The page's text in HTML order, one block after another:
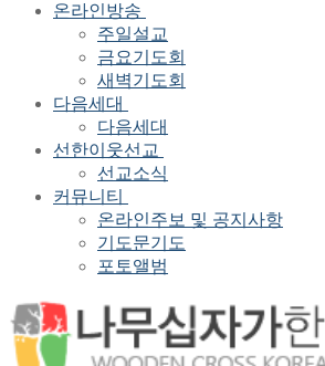
온라인방송
주일설교
금요기도회
새벽기도회
다음세대
다음세대
선한이웃선교
선교소식
커뮤니티
온라인주보 및 공지사항
기도문기도
포토앨범